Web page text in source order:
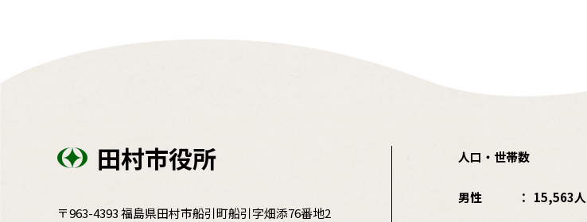
田村市役所
〒963-4393 福島県田村市船引町船引字畑添76番地2
人口・世帯数
男性 15,563人